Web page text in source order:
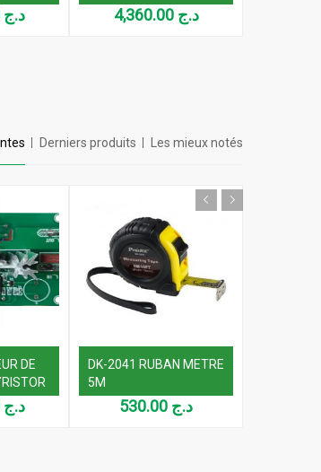
د.ج د.ج 4,360.00
Derniers produits Les mieux notés
DE
د.ج
DK-2041 RUBAN METRE
5M
د.ج